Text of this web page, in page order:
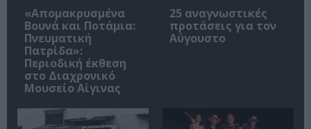
«Απομακρυσμένα
Βουνά και Ποτάμια:
Πνευματική
Πατρίδα»:
Περιοδική έκθεση
στο Διαχρονικό
Μουσείο Αίγινας
25 αναγνωστικές
προτάσεις για τον
Αύγουστο